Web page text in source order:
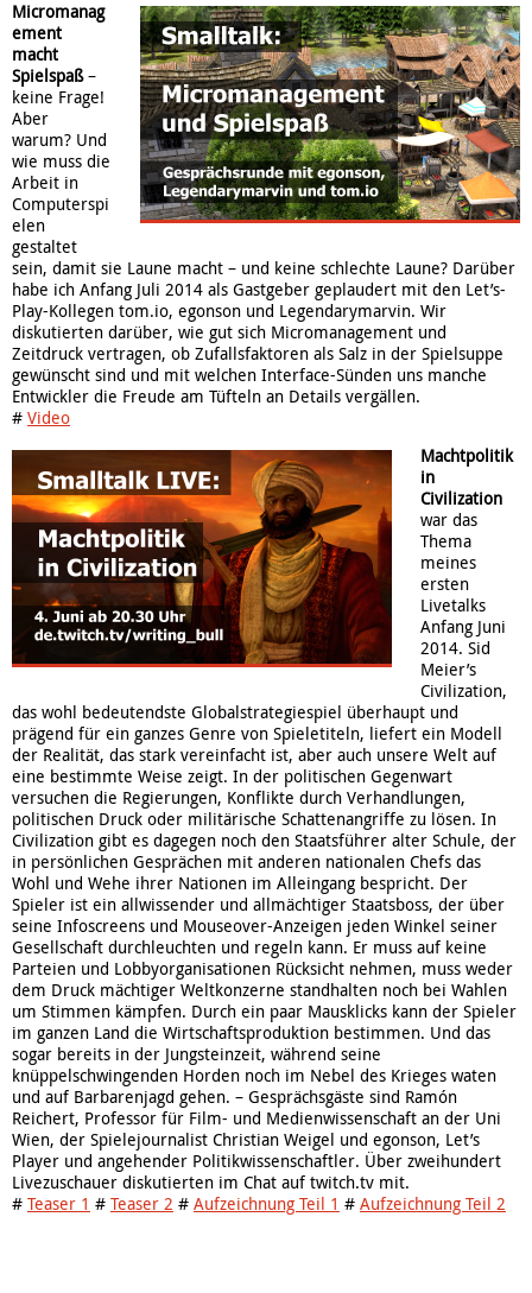
Micromanag
ement
macht
Spielspaß–
keine Frage!
Aber
warum? Und
wie muss die
Arbeit in
Computerspi
elen
gestaltet
sein, damit sie Laune macht – und keine schlechte Laune? Darüber
habe ich Anfang Juli 2014 als Gastgeber geplaudert mit den Let’s-
Play-Kollegen tom.io, egonson und Legendarymarvin. Wir
diskutierten darüber, wie gut sich Micromanagement und
Zeitdruck vertragen, ob Zufallsfaktoren als Salz in der Spielsuppe
gewünscht sind und mit welchen Interface-Sünden uns manche
Entwickler die Freude am Tüfteln an Details vergällen.
# Video
Machtpolitik
in
Civilization
war das
Thema
meines
ersten
Livetalks
Anfang Juni
2014. Sid
Meier’s
Civilization,
das wohl bedeutendste Globalstrategiespiel überhaupt und
prägend für ein ganzes Genre von Spieletiteln, liefert ein Modell
der Realität, das stark vereinfacht ist, aber auch unsere Welt auf
eine bestimmte Weise zeigt. In der politischen Gegenwart
versuchen die Regierungen, Konflikte durch Verhandlungen,
politischen Druck oder militärische Schattenangriffe zu lösen. In
Civilization gibt es dagegen noch den Staatsführer alter Schule, der
in persönlichen Gesprächen mit anderen nationalen Chefs das
Wohl und Wehe ihrer Nationen im Alleingang bespricht. Der
Spieler ist ein allwissender und allmächtiger Staatsboss, der über
seine Infoscreens und Mouseover-Anzeigen jeden Winkel seiner
Gesellschaft durchleuchten und regeln kann. Er muss auf keine
Parteien und Lobbyorganisationen Rücksicht nehmen, muss weder
dem Druck mächtiger Weltkonzerne standhalten noch bei Wahlen
um Stimmen kämpfen. Durch ein paar Mausklicks kann der Spieler
im ganzen Land die Wirtschaftsproduktion bestimmen. Und das
sogar bereits in der Jungsteinzeit, während seine
knüppelschwingenden Horden noch im Nebel des Krieges waten
und auf Barbarenjagd gehen. – Gesprächsgäste sind Ramón
Reichert, Professor für Film- und Medienwissenschaft an der Uni
Wien, der Spielejournalist Christian Weigel und egonson, Let’s
Player und angehender Politikwissenschaftler. Über zweihundert
Livezuschauer diskutierten im Chat auf twitch.tv mit.
# Teaser 1 # Teaser 2 # Aufzeichnung Teil 1 # Aufzeichnung Teil 2